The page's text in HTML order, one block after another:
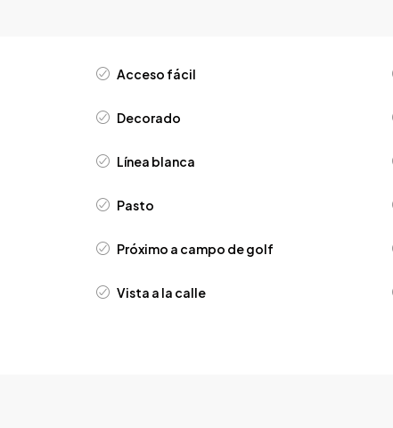
Acceso fácil
Decorado
Línea blanca
Pasto
Próximo a campo de golf
Vista a la calle